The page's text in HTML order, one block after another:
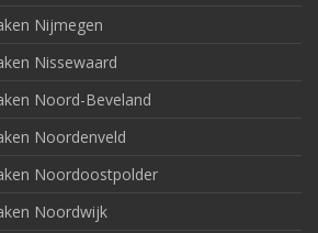
Nijmegen
Nissewaard
Noord-Beveland
Noordenveld
Noordoostpolder
Noordwijk